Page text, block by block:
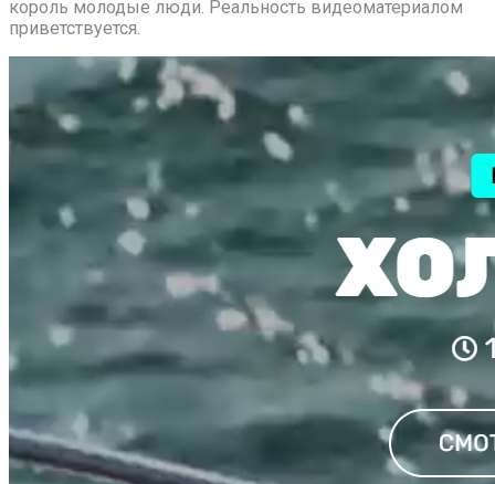
король молодые люди. Реальность видеоматериалом
приветствуется.